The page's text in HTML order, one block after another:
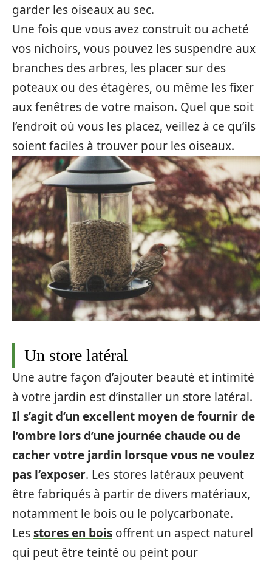
garder les oiseaux au sec.
Une fois que vous avez construit ou acheté
vos nichoirs, vous pouvez les suspendre aux
branches des arbres, les placer sur des
poteaux ou des étagères, ou même les fixer
aux fenêtres de votre maison. Quel que soit
l’endroit où vous les placez, veillez à ce qu’ils
soient faciles à trouver pour les oiseaux.
Un store latéral
Une autre façon d’ajouter beauté et intimité
à votre jardin est d’installer un store latéral.
Il s’agit d’un excellent moyen de fournir de
l’ombre lors d’une journée chaude ou de
cacher votre jardin lorsque vous ne voulez
pas l’exposer. Les stores latéraux peuvent
être fabriqués à partir de divers matériaux,
notamment le bois ou le polycarbonate.
Lesstores en bois offrent un aspect naturel
qui peut être teinté ou peint pour